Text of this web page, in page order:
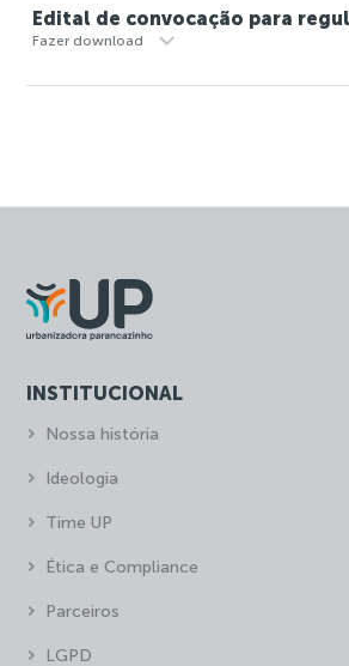
Edital de convocação para
Fazer download
INSTITUCIONAL
Nossa história
Ideologia
Time UP
Ética e Compliance
Parceiros
LGPD